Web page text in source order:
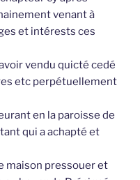
venant à
et intérests ces
vendu quicté cedé
etc perpétuellement
en la paroisse de
qui a achapté et
maison pressouer et